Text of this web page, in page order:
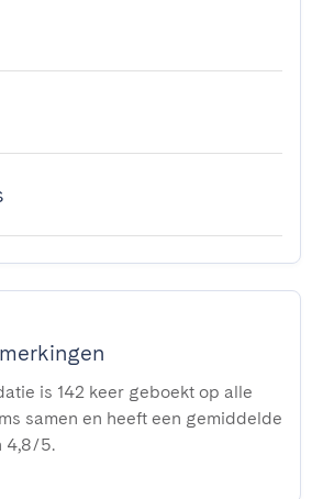
is 142 keer geboekt op alle
samen en heeft een gemiddelde
4,8/5.